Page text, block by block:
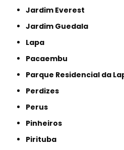
Jardim Everest
Jardim Guedala
Lapa
Pacaembu
Parque Residencial da
Perdizes
Perus
Pinheiros
Pirituba